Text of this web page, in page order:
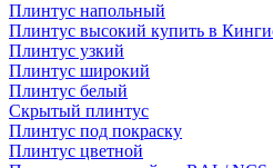
Плинтус напольный
Плинтус высокий купить в
Плинтус узкий
Плинтус широкий
Плинтус белый
Скрытый плинтус
Плинтус под покраску
Плинтус цветной